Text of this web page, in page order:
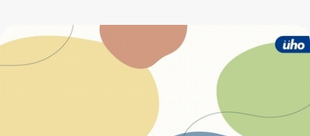
香果好功效、百香果如何挑等常見問題，讓你吃百香果也能不踩
雷！